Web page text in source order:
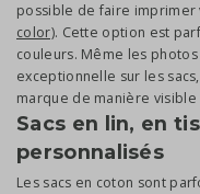
possible de faire imprimer
color). Cette option est
couleurs. Même les
exceptionnelle sur les
marque de manière
Sacs en lin, en
personnalisés
Les sacs en coton sont